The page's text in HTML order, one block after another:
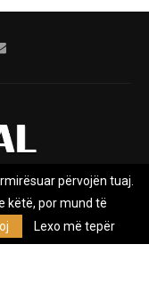
e themeluar në vitin
përvojën tuaj.
këtë, por mund të
Lexo më tepër